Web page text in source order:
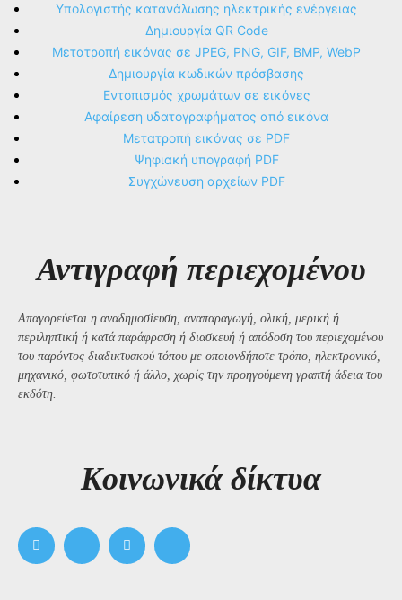
Υπολογιστής κατανάλωσης ηλεκτρικής ενέργειας
Δημιουργία QR Code
Μετατροπή εικόνας σε JPEG, PNG, GIF, BMP, WebP
Δημιουργία κωδικών πρόσβασης
Εντοπισμός χρωμάτων σε εικόνες
Αφαίρεση υδατογραφήματος από εικόνα
Μετατροπή εικόνας σε PDF
Ψηφιακή υπογραφή PDF
Συγχώνευση αρχείων PDF
Αντιγραφή περιεχομένου
Απαγορεύεται η αναδημοσίευση, αναπαραγωγή, ολική, μερική ή
περιληπτική ή κατά παράφραση ή διασκευή ή απόδοση του περιεχομένου
του παρόντος διαδικτυακού τόπου με οποιονδήποτε τρόπο, ηλεκτρονικό,
μηχανικό, φωτοτυπικό ή άλλο, χωρίς την προηγούμενη γραπτή άδεια του
εκδότη.
Kοινωνικά δίκτυα